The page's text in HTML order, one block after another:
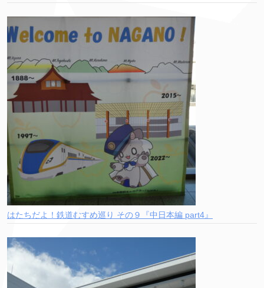
はたちだよ！鉄道むすめ巡り その９『中日本編 part4』